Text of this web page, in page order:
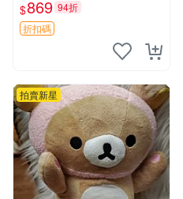
妹、sanx、毛絨熊
$869 94折
折扣碼
拍賣新星